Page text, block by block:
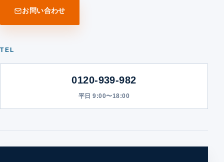
お問い合わせ
TEL
0120-939-982
平日 9:00〜18:00